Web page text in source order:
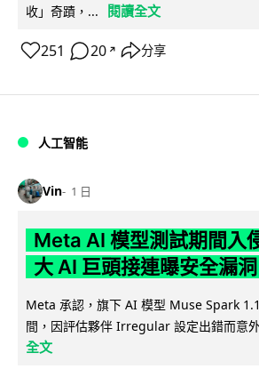
收」奇蹟，...
閱讀全文
251 20 ↗ 分享
人工智能
Vin 1 日
Meta AI 模型測試期間入
大 AI 巨頭接連曝安全漏洞
Meta 承認，旗下 AI 模型 Muse Spark
間，因評估夥伴 Irregular 設定出錯而意
全文